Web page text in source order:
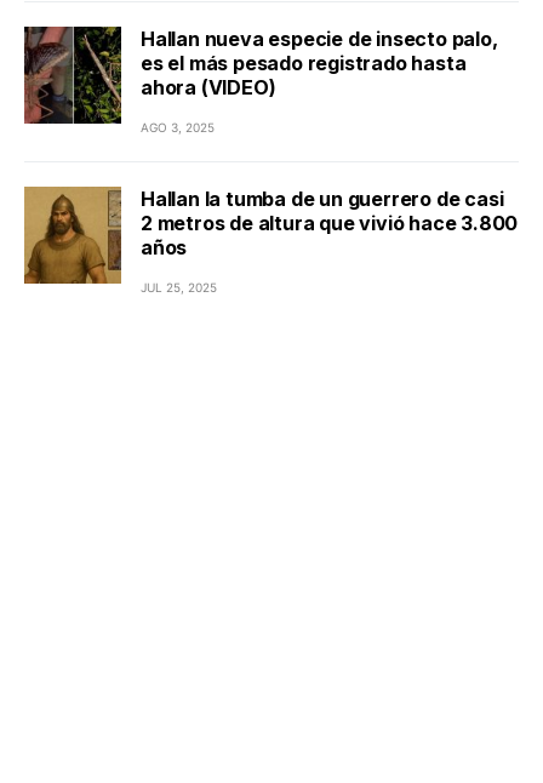
Hallan nueva especie de insecto palo,
es el más pesado registrado hasta
ahora (VIDEO)
AGO 3, 2025
Hallan la tumba de un guerrero de casi
2 metros de altura que vivió hace 3.800
años
JUL 25, 2025